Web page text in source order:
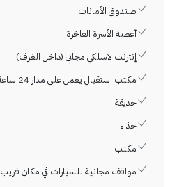
صندوق الأمانات
أغطية الأسرة الفاخرة
إنترنت لاسلكي مجاني (داخل الغرف)
مكتب استقبال يعمل على مدار 24 ساعة
حديقة
حذاء
مكتب
مواقف مجانية للسيارات في مكان قريب